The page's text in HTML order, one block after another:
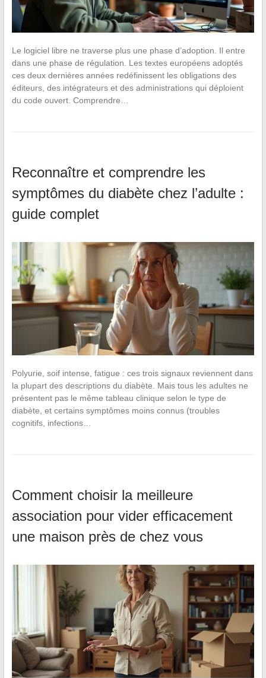
Le logiciel libre ne traverse plus une phase d’adoption. Il entre
dans une phase de régulation. Les textes européens adoptés
ces deux dernières années redéfinissent les obligations des
éditeurs, des intégrateurs et des administrations qui déploient
du code ouvert. Comprendre…
Reconnaître et comprendre les
symptômes du diabète chez l’adulte :
guide complet
Polyurie, soif intense, fatigue : ces trois signaux reviennent dans
la plupart des descriptions du diabète. Mais tous les adultes ne
présentent pas le même tableau clinique selon le type de
diabète, et certains symptômes moins connus (troubles
cognitifs, infections…
Comment choisir la meilleure
association pour vider efficacement
une maison près de chez vous